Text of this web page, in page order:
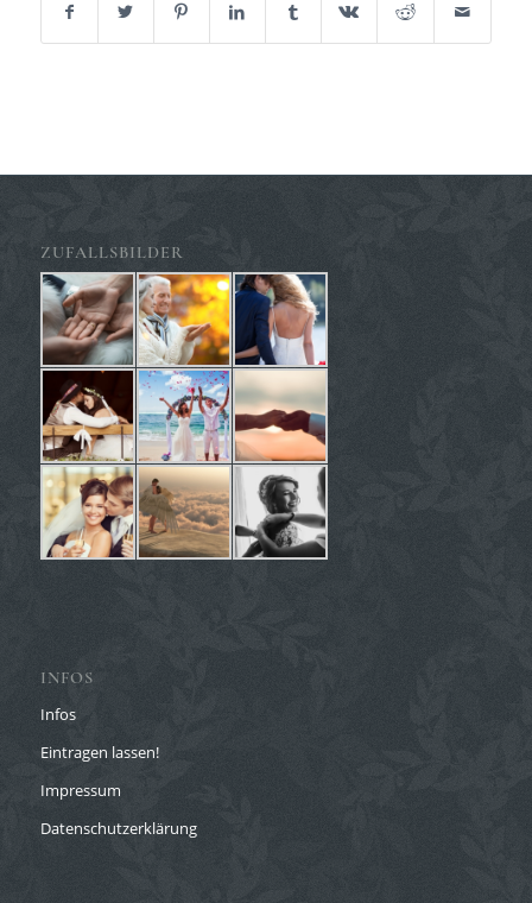
ZUFALLSBILDER
INFOS
Infos
Eintragen lassen!
Impressum
Datenschutzerklärung